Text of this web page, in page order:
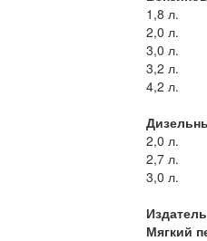
1,8 л.
2,0 л.
3,0 л.
3,2 л.
4,2 л.
2,0 л.
2,7 л.
3,0 л.
Мягкий